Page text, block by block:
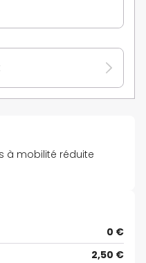
à mobilité réduite
0 €
2,50 €